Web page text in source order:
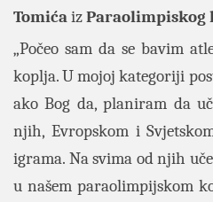
TomićaizParaolimpiskog
„Počeo sam da se bavim
koplja. U mojoj kategoriji
ako Bog da, planiram da
njih, Evropskom i
igrama. Na svima od njih
u našem paraolimpijskom